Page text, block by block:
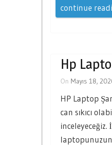
continue
Hp
On Mayıs 18,
HP Laptop
can sıkıcı